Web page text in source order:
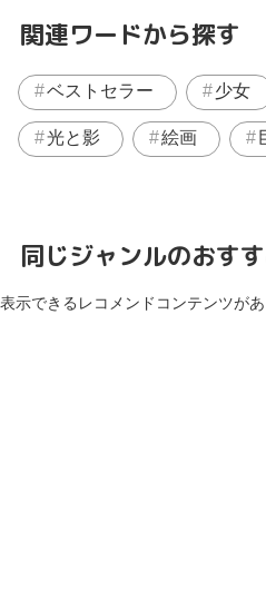
関連ワードから探す
ベストセラー 少女
光と影 絵画
同じジャンルのおす
表示できるレコメンドコンテンツが